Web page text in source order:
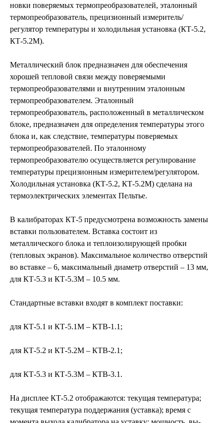
новки по­веряе­мых тер­мопреобразователей, эталонный
термопреобразователь, прецизи­онный измери­тель/
регулятор темпера­туры и холодильная установка (КТ-5.2,
КТ-5.2М).
Металлический блок пред­назна­чен для обеспечения
хорошей тепловой связи между по­веряемыми
термопреобразовате­лями и внутрен­ним эталонным
термопреобразователем. Эталонный
термопреобразователь, расположенный в ме­таллическом
блоке, предназначен для опреде­ле­ния темпера­туры этого
блока и, как следствие, температуры поверяемых
термопреобра­зовате­лей. По эта­лон­ному
термопреобразователю осуществляется регулирование
темпе­ратуры пре­цизи­онным изме­ри­телем/регулятором.
Хо­лодильная установка (КТ-5.2, КТ-5.2М) сде­лана на
термоэлек­трических элементах Пельтье.
В калибраторах КТ-5 предусмотрена возможность замены
вставки пользователем. Вставка со­стоит из
металлического блока и теплоизолирующей пробки
(тепловых экранов). Максимальное количество отверстий
во вставке – 6, максималь­ный диаметр отверстий – 13 мм,
для КТ-5.3 и КТ-5.3М – 10.5 мм.
Стандартные вставки входят в комплект поставки:
для КТ-5.1 и КТ-5.1М – КТВ-1.1;
для КТ-5.2 и КТ-5.2М – КТВ-2.1;
для КТ-5.3 и КТ-5.3М – КТВ-3.1.
На дисплее КТ-5.2 отобра­жаются: текущая температура;
текущая тем­пера­тура поддержания (уставка); время с